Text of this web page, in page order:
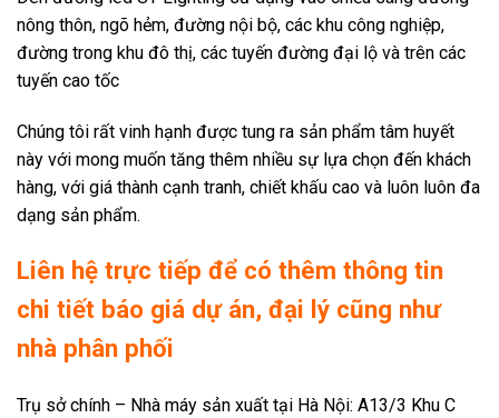
nông thôn, ngõ hẻm, đường nội bộ, các khu công nghiệp,
đường trong khu đô thị, các tuyến đường đại lộ và trên các
tuyến cao tốc
Chúng tôi rất vinh hạnh được tung ra sản phẩm tâm huyết
này với mong muốn tăng thêm nhiều sự lựa chọn đến khách
hàng, với giá thành cạnh tranh, chiết khấu cao và luôn luôn đa
dạng sản phẩm.
Liên hệ trực tiếp để có thêm thông tin
chi tiết báo giá dự án, đại lý cũng như
nhà phân phối
Trụ sở chính – Nhà máy sản xuất tại Hà Nội: A13/3 Khu C